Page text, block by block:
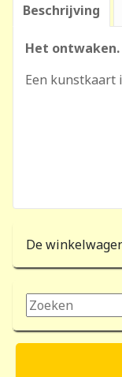
Beschrijving
Het ontwaken.
Een kunstkaart
De
Zoeken...